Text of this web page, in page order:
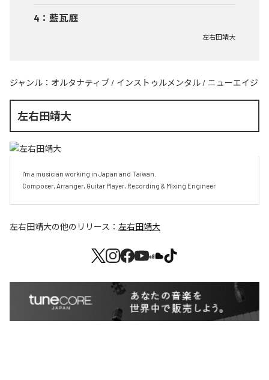
4 ： 藍瓦庭
左右田靖大
ジャンル： オルタナティブ / インストゥルメンタル / ニューエイジ
左右田靖大
I'm a musician working in Japan and Taiwan.
Composer, Arranger, Guitar Player, Recording & Mixing Engineer
左右田靖大の他のリリース： 左右田靖大